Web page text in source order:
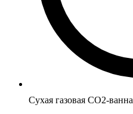
Сухая газовая CO2-ванна